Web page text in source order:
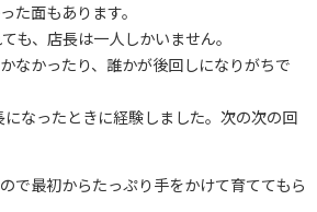
た面もあります。
も、店長は一人しかいません。
なかったり、誰かが後回しになりがちで
なったときに経験しました。次の次の回
で最初からたっぷり手をかけて育ててもら